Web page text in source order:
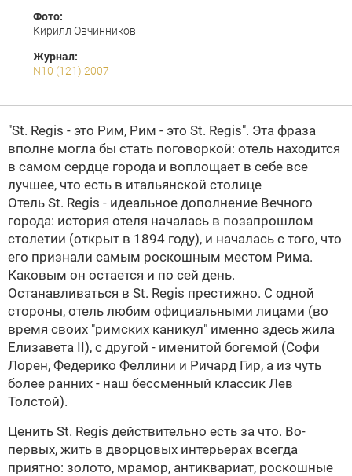
Фото:
Кирилл Овчинников
Журнал:
N10 (121) 2007
"St. Regis - это Рим, Рим - это St. Regis". Эта фраза
вполне могла бы стать поговоркой: отель находится
в самом сердце города и воплощает в себе все
лучшее, что есть в итальянской столице
Отель St. Regis - идеальное дополнение Вечного
города: история отеля началась в позапрошлом
столетии (открыт в 1894 году), и началась с того, что
его признали самым роскошным местом Рима.
Каковым он остается и по сей день.
Останавливаться в St. Regis престижно. С одной
стороны, отель любим официальными лицами (во
время своих "римских каникул" именно здесь жила
Елизавета II), с другой - именитой богемой (Софи
Лорен, Федерико Феллини и Ричард Гир, а из чуть
более ранних - наш бессменный классик Лев
Толстой).
Ценить St. Regis действительно есть за что. Во-
первых, жить в дворцовых интерьерах всегда
приятно: золото, мрамор, антиквариат, роскошные